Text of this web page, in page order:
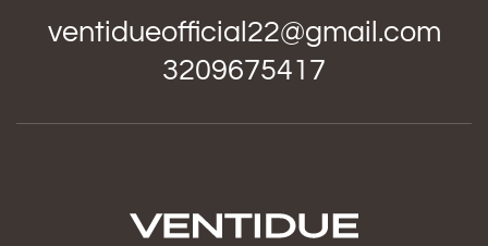
ventidueofficial22@gmail.com
3209675417